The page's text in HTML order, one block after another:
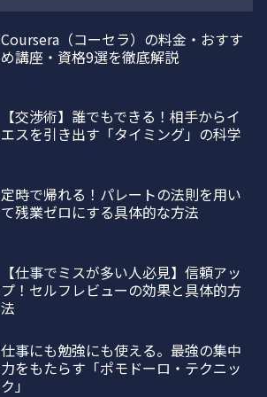
Coursera（コーセラ）の料金・おすす
め講座・資格9選を徹底解説
【交渉術】誰でもできる！相手からイ
エスを引き出す「タイミング」の科学
定時で帰れる！パレートの法則を用い
て残業ゼロにする具体的な方法
【仕事でミスが多い人必見】信頼アッ
プ！セルフレビューの効果と具体的方
法
仕事にも勉強にも使える。最強の集中
力をもたらす「ポモドーロ・テクニッ
ク」